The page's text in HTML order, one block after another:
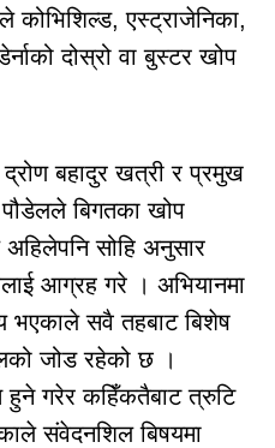
एस्ट्राजेनिका,
दोस्रो वा बुस्टर खोप
बहादुर खत्री र प्रमुख
बिगतका खोप
सोहि अनुसार
आग्रह गरे । अभियानमा
भएकाले सवै तहबाट बिशेष
जोड रहेको छ ।
हुने गरेर कहिँकतैबाट त्रुटि
संवेदनशिल बिषयमा